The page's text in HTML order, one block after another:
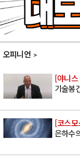
오피니언
[야니
기술봉
[코스
은하수